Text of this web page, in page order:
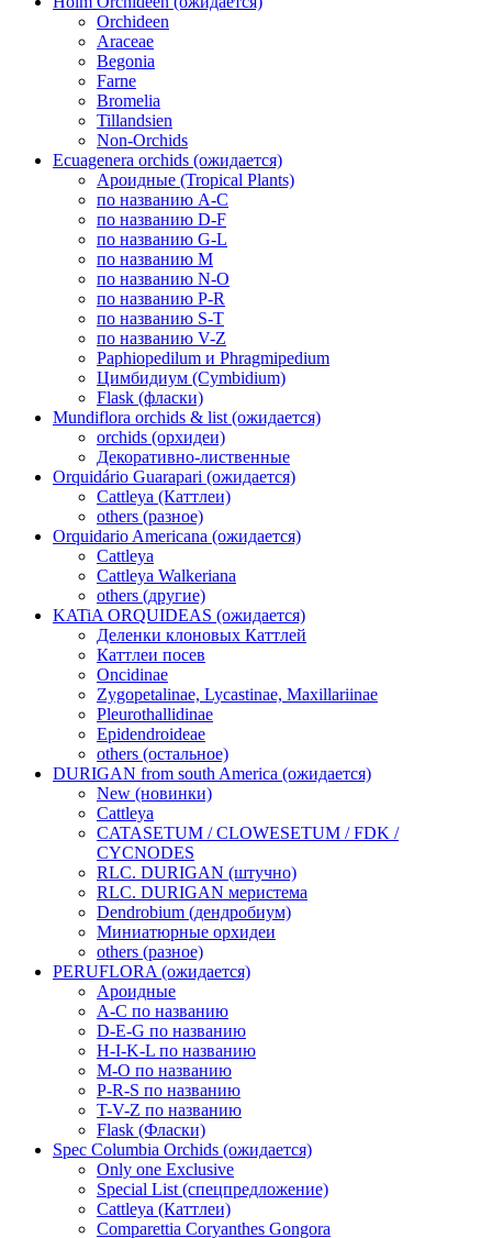
Orchideen
Araceae
Begonia
Farne
Bromelia
Tillandsien
Non-Orchids
Ecuagenera orchids (ожидается)
Ароидные (Tropical Plants)
по названию A-C
по названию D-F
по названию G-L
по названию M
по названию N-O
по названию P-R
по названию S-T
по названию V-Z
Paphiopedilum и Phragmipedium
Цимбидиум (Cymbidium)
Flask (фласки)
Mundiflora orchids & list (ожидается)
orchids (орхидеи)
Декоративно-лиственные
Orquidário Guarapari (ожидается)
Cattleya (Каттлеи)
others (разное)
Orquidario Americana (ожидается)
Cattleya
Cattleya Walkeriana
others (другие)
KATiA ORQUIDEAS (ожидается)
Деленки клоновых Каттлей
Каттлеи посев
Oncidinae
Zygopetalinae, Lycastinae, Maxillariinae
Pleurothallidinae
Epidendroideae
others (остальное)
DURIGAN from south America (ожидается)
New (новинки)
Cattleya
CATASETUM / CLOWESETUM / FDK /
CYCNODES
RLC. DURIGAN (штучно)
RLC. DURIGAN меристема
Dendrobium (дендробиум)
Миниатюрные орхидеи
others (разное)
PERUFLORA (ожидается)
Ароидные
A-C по названию
D-E-G по названию
H-I-K-L по названию
M-O по названию
P-R-S по названию
T-V-Z по названию
Flask (Фласки)
Spec Columbia Orchids (ожидается)
Only one Exclusive
Special List (спецпредложение)
Cattleya (Каттлеи)
Comparettia Coryanthes Gongora